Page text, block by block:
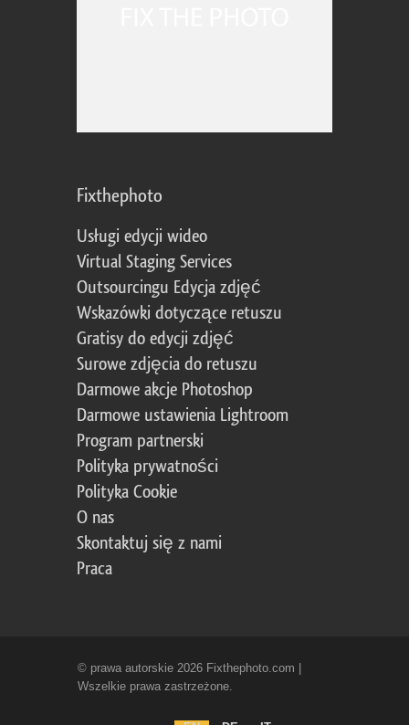
Fixthephoto
Usługi edycji wideo
Virtual Staging Services
Outsourcingu Edycja zdjęć
Wskazówki dotyczące retuszu
Gratisy do edycji zdjęć
Surowe zdjęcia do retuszu
Darmowe akcje Photoshop
Darmowe ustawienia Lightroom
Program partnerski
Polityka prywatności
Polityka Cookie
O nas
Skontaktuj się z nami
Praca
© prawa autorskie 2026 Fixthephoto.com |
Wszelkie prawa zastrzeżone.